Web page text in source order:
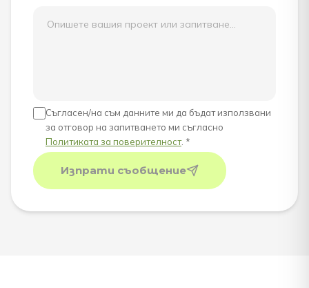
Съгласен/на съм данните ми да бъдат използвани
за отговор на запитването ми съгласно
Политиката за поверителност. *
Изпрати съобщение